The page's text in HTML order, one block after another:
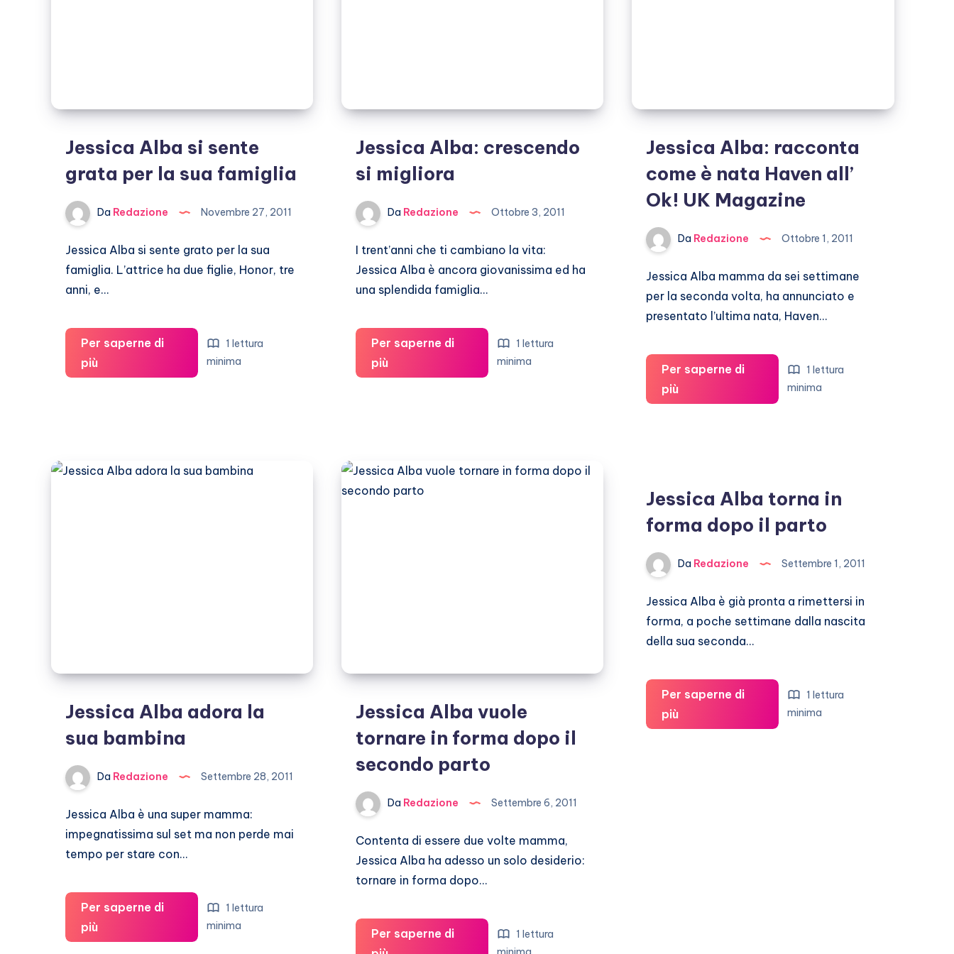
Jessica Alba si sente
grata per la sua famiglia
Da Redazione Novembre 27, 2011
Jessica Alba si sente grato per la sua
famiglia. L’attrice ha due figlie, Honor, tre
anni, e…
Per saperne di
piùJessica
Alba
1 lettura
minima
Jessica Alba: crescendo
si migliora
Da Redazione Ottobre 3, 2011
I trent’anni che ti cambiano la vita:
Jessica Alba è ancora giovanissima ed ha
una splendida famiglia…
Per saperne di
piùJessica
Alba:
1 lettura
minima
Jessica Alba: racconta
come è nata Haven all’
Ok! UK Magazine
Da Redazione Ottobre 1, 2011
Jessica Alba mamma da sei settimane
per la seconda volta, ha annunciato e
presentato l’ultima nata, Haven…
Per saperne di
piùJessica
Alba:
nata
Haven
all’
UK
1 lettura
minima
Jessica Alba adora la
sua bambina
Da Redazione Settembre 28, 2011
Jessica Alba è una super mamma:
impegnatissima sul set ma non perde mai
tempo per stare con…
Per saperne di
piùJessica
Alba
1 lettura
minima
Jessica Alba vuole
tornare in forma dopo il
secondo parto
Da Redazione Settembre 6, 2011
Contenta di essere due volte mamma,
Jessica Alba ha adesso un solo desiderio:
tornare in forma dopo…
Per saperne di
1 lettura
Jessica Alba torna in
forma dopo il parto
Da Redazione Settembre 1, 2011
Jessica Alba è già pronta a rimettersi in
forma, a poche settimane dalla nascita
della sua seconda…
Per saperne di
piùJessica
Alba
1 lettura
minima